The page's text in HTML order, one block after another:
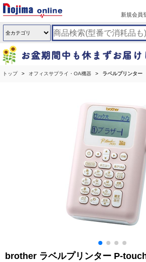
新規会員
トップ オフィスサプライ・OA機器 ラベルプリンター
brother ラベルプリンター P-